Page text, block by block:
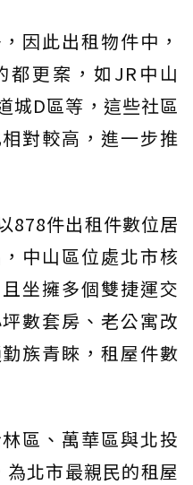
因此出租物件中，
都更案，如JR中山
城D區等，這些社區
對較高，進一步推
878件出租件數位居
中山區位處北市核
坐擁多個雙捷運交
數套房、老公寓改
族青睞，租屋件數
區、萬華區與北投
北市最親民的租屋